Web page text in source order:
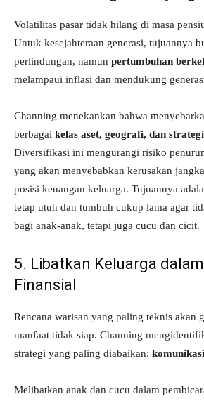
Volatilitas pasar tidak hilang di masa
Untuk kesejahteraan generasi, tujuannya
perlindungan, namun pertumbuhan
melampaui inflasi dan mendukung
Channing menekankan bahwa
berbagai kelas aset, geografi, dan strategi
Diversifikasi ini mengurangi risiko
yang akan menyebabkan kerusakan
posisi keuangan keluarga. Tujuannya
tetap utuh dan tumbuh cukup lama agar
bagi anak-anak, tetapi juga cucu dan cicit.
5. Libatkan Keluarga
Finansial
Rencana warisan yang paling teknis akan
manfaat tidak siap. Channing
strategi yang paling diabaikan: komunikasi
Melibatkan anak dan cucu dalam